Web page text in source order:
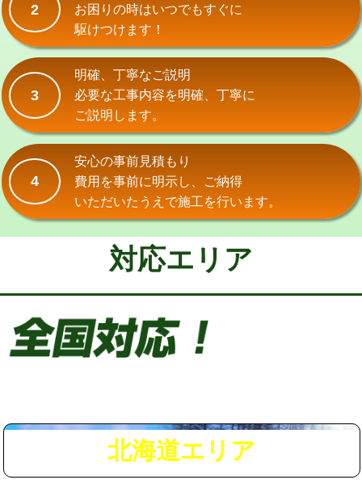
持込商品取付（単水栓）
持込商品取付（混合水栓） 16,500円
持込商品取付（浄水器・分岐水栓） 16,500円
給水管工事※（ホール加工)
給水管工事※（バンド止め)
給水管工事※（支持金具設置) 5,500円
給水管工事※（保温材使用（バンド止
め込み）)
5,500円
給水管工事※（土の掘削・埋め戻し作
11,000円
給水管工事※（塩ビ管（VP・HI）使
用/3ｍまで)
給水管工事※（ライニング鋼管・銅
管・ポリ管・HT管使用/3ｍまで)
44,000円
2
お困りの時はいつでもすぐに
駆けつけます！
3
明確、丁寧なご説明
必要な工事内容を明確、丁寧に
ご説明します。
4
安心の事前見積もり
費用を事前に明示し、ご納得
いただいたうえで施工を行います。
対応エリア
北海道エリア